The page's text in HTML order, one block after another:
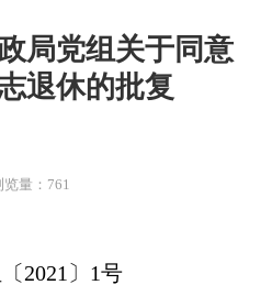
局党组关于同意
退休的批复
览量：761
2021 〕 1号